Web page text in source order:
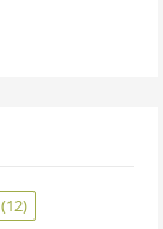
(12)